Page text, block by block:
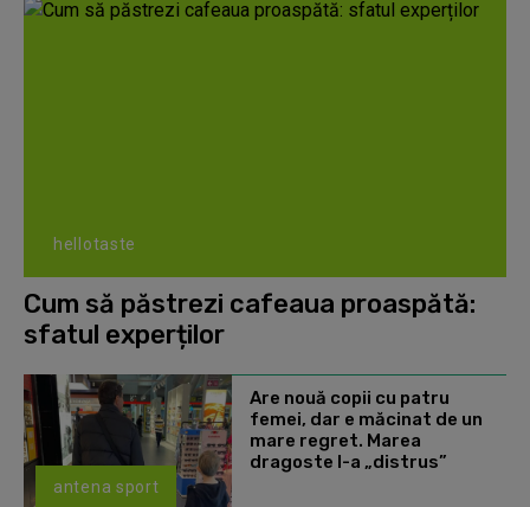
hellotaste
Cum să păstrezi cafeaua proaspătă:
sfatul experților
antena sport
Are nouă copii cu patru
femei, dar e măcinat de un
mare regret. Marea
dragoste l-a „distrus”